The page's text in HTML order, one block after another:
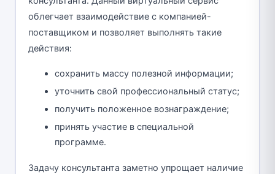
облегчает взаимодействие с компанией-
поставщиком и позволяет выполнять такие
действия:
сохранить массу полезной информации;
уточнить свой профессиональный статус;
получить положенное вознаграждение;
принять участие в специальной
программе.
Задачу консультанта заметно упрощает наличие